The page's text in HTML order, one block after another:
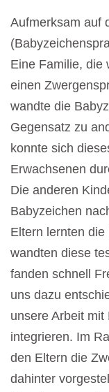
Aufmerksam auf
Eine Familie, die
einen
wandte die
Gegensatz zu
konnte sich
Erwachsenen
Die anderen
Babyzeichen
Eltern lernten
wandten diese
fanden schnell
uns dazu
unsere Arbeit
integrieren. Im
den Eltern die
dahinter